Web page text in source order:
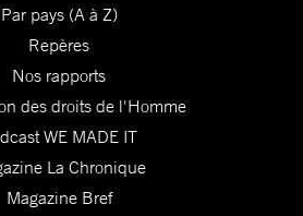
Par pays (A à Z)
Repères
Nos rapports
des droits de l'Homme
WE MADE IT
La Chronique
Magazine Bref